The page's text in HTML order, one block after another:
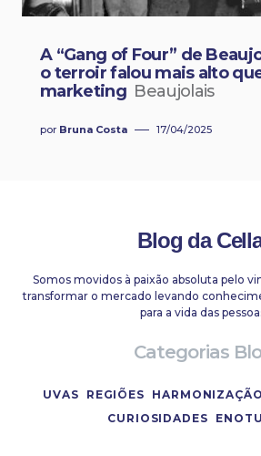
A “Gang of Four” de
o terroir falou mais alto
marketing Beaujolais
por Bruna Costa 17/04/2025
Blog da
Somos movidos à paixão absoluta pelo
transformar o mercado levando
para a vida das
Categorias
UVAS REGIÕES HARMONIZAÇÃO
CURIOSIDADES